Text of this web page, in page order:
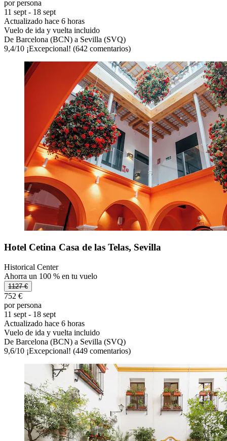
por persona
11 sept - 18 sept
Actualizado hace 6 horas
Vuelo de ida y vuelta incluido
De Barcelona (BCN) a Sevilla (SVQ)
9,4/10 ¡Excepcional! (642 comentarios)
Hotel Cetina Casa de las Telas, Sevilla
Historical Center
Ahorra un 100 % en tu vuelo
1127 €
752 €
por persona
11 sept - 18 sept
Actualizado hace 6 horas
Vuelo de ida y vuelta incluido
De Barcelona (BCN) a Sevilla (SVQ)
9,6/10 ¡Excepcional! (449 comentarios)